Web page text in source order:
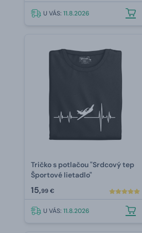
U VÁS: 11.8.2026
Tričko s potlačou "Srdcový tep
Športové lietadlo"
15,99 €
U VÁS: 11.8.2026